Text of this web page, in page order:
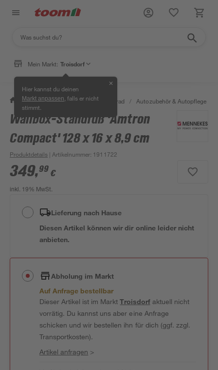
Mein Markt: Troisdorf
Hier kannst du deinen
Markt anpassen , falls er nicht
stimmt.
✕
/ Garten & Freizeit / Auto & Fahrrad / Autozubehör & Autopflege
Wallbox-Standfuß 'Amtron
Compact' 128 x 16 x 8,9 cm
Produktdetails | Artikelnummer: 1911722
349,99 €
inkl. 19% MwSt.
Lieferung nach Hause
Diesen Artikel können wir dir online leider nicht
anbieten.
Abholung im Markt
Auf Anfrage bestellbar
Dieser Artikel ist im MarktTroisdorfaktuell nicht
vorrätig. Du kannst uns aber eine Anfrage
schicken und wir bestellen ihn für dich (ggf. zzgl.
Transportkosten).
Artikel anfragen >